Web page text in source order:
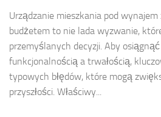
Urządzanie mieszkania pod
budżetem to nie lada wyzwanie,
przemyślanych decyzji. Aby
funkcjonalnością a trwałością,
typowych błędów, które mogą
przyszłości. Właściwy...